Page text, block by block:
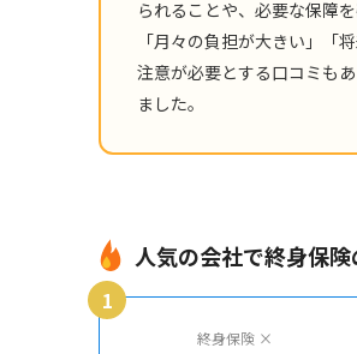
られることや、必要な保障
「月々の負担が大きい」「
注意が必要とする口コミも
ました。
人気の会社で終身保
1
終身保険 ×